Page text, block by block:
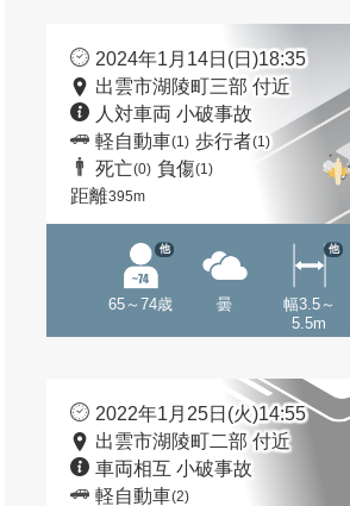
2024年1月14日(日)18:35
出雲市湖陵町三部 付近
人対車両 小破事故
軽自動車(1) 歩行者(1)
死亡(0) 負傷(1)
距離395m
65～74歳
他
曇
幅3.5～
5.5m
他
2022年1月25日(火)14:55
出雲市湖陵町二部 付近
車両相互 小破事故
軽自動車(2)